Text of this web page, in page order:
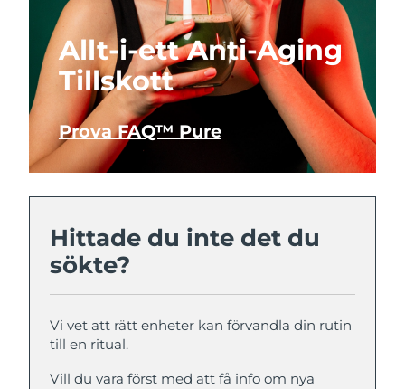
Allt-i-ett Anti-Aging
Tillskott
Prova FAQ™ Pure
Hittade du inte det du
sökte?
Vi vet att rätt enheter kan förvandla din rutin
till en ritual.
Vill du vara först med att få info om nya